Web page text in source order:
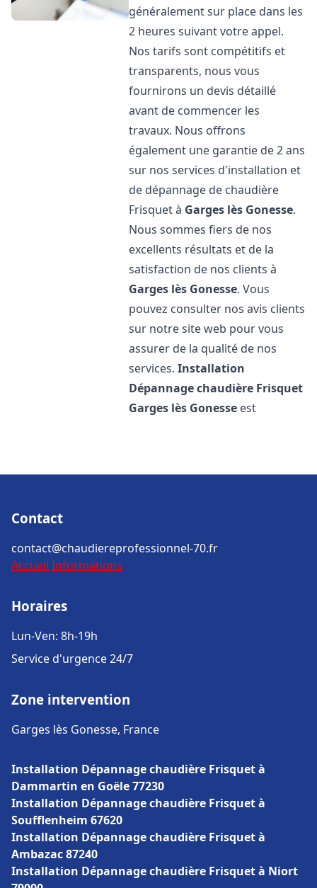
généralement sur place dans les
2 heures suivant votre appel.
Nos tarifs sont compétitifs et
transparents, nous vous
fournirons un devis détaillé
avant de commencer les
travaux. Nous offrons
également une garantie de 2 ans
sur nos services d'installation et
de dépannage de chaudière
Frisquet à Garges lès Gonesse.
Nous sommes fiers de nos
excellents résultats et de la
satisfaction de nos clients à
Garges lès Gonesse. Vous
pouvez consulter nos avis clients
sur notre site web pour vous
assurer de la qualité de nos
services.Installation
Dépannage chaudière Frisquet
Garges lès Gonesse est
Contact
contact@chaudiereprofessionnel-70.fr
Accueil Informations
Horaires
Lun-Ven: 8h-19h
Service d'urgence 24/7
Zone intervention
Garges lès Gonesse, France
Installation Dépannage chaudière Frisquet à
Dammartin en Goële 77230
Installation Dépannage chaudière Frisquet à
Soufflenheim 67620
Installation Dépannage chaudière Frisquet à
Ambazac 87240
Installation Dépannage chaudière Frisquet à Niort